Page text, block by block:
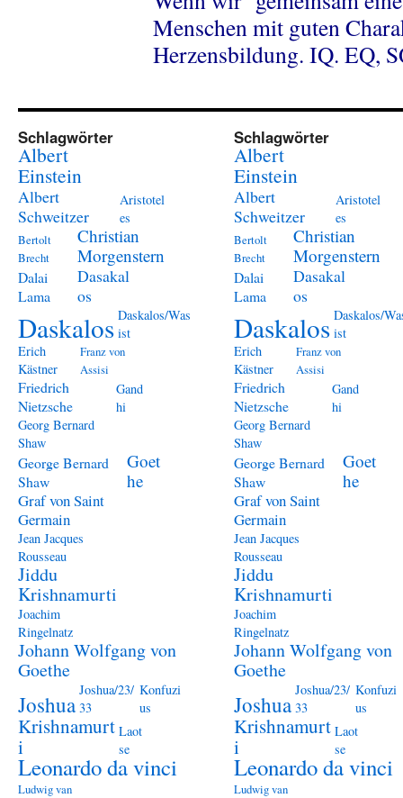
Menschen mit guten
Herzensbildung. IQ. EQ,
Schlagwörter
Albert
Einstein
Albert
Schweitzer
Aristotel
es
Bertolt
Brecht
Christian
Morgenstern
Dalai
Lama
Dasakal
os
Daskalos Daskalos/Was
ist
Erich
Kästner
Franz von
Assisi
Friedrich
Nietzsche
Gand
hi
Georg Bernard
Shaw
George Bernard
Shaw
Goet
he
Graf von Saint
Germain
Jean Jacques
Rousseau
Jiddu
Krishnamurti
Joachim
Ringelnatz
Johann Wolfgang von
Goethe
Joshua
Joshua/23/
33
Konfuzi
us
Krishnamurt
i
Laot
se
Leonardo da vinci
Ludwig van
Schlagwörter
Albert
Einstein
Albert
Schweitzer
Aristotel
es
Bertolt
Brecht
Christian
Morgenstern
Dalai
Lama
Dasakal
os
Daskalos Daskalos/
ist
Erich
Kästner
Franz von
Assisi
Friedrich
Nietzsche
Gand
hi
Georg Bernard
Shaw
George Bernard
Shaw
Goet
he
Graf von Saint
Germain
Jean Jacques
Rousseau
Jiddu
Krishnamurti
Joachim
Ringelnatz
Johann Wolfgang von
Goethe
Joshua
Joshua/23/
33
Konfuzi
us
Krishnamurt
i
Laot
se
Leonardo da vinci
Ludwig van